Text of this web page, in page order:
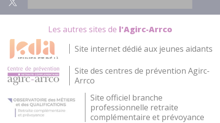
Les autres sites de l'Agirc-Arrco
Site internet dédié aux jeunes aidants
Site des centres de prévention Agirc-
Arrco
Site officiel branche
professionnelle retraite
complémentaire et prévoyance